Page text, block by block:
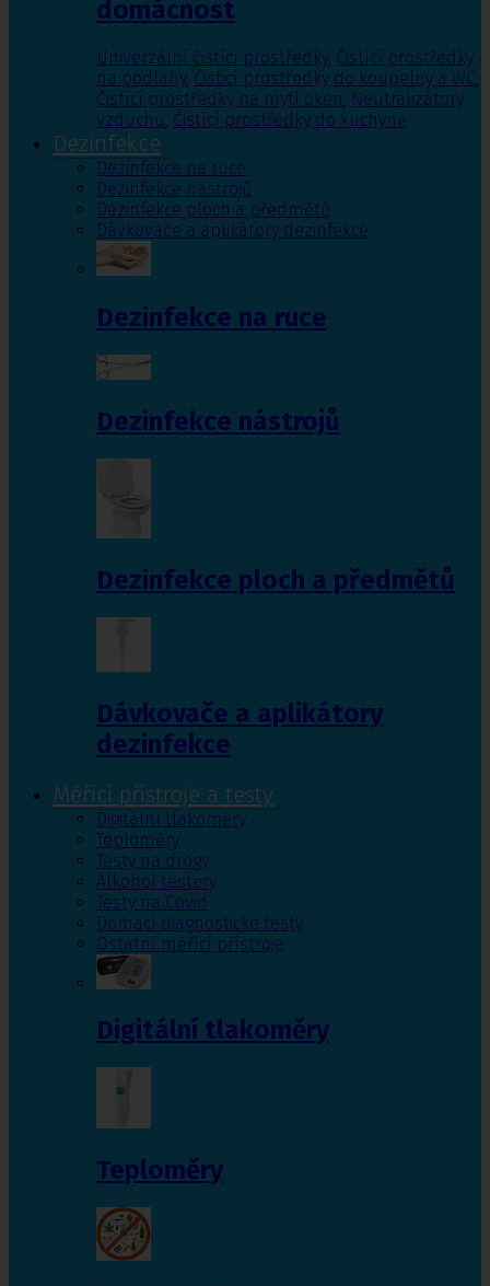
domácnost
Univerzální čistící prostředky, Čistící prostředky
na podlahy, Čisticí prostředky do koupelny a WC,
Čistící prostředky na mytí oken, Neutralizátory
vzduchu, Čistící prostředky do kuchyně
Dezinfekce
Dezinfekce na ruce
Dezinfekce nástrojů
Dezinfekce ploch a předmětů
Dávkovače a aplikátory dezinfekce
Dezinfekce na ruce
Dezinfekce nástrojů
Dezinfekce ploch a předmětů
Dávkovače a aplikátory
dezinfekce
Měřící přístroje a testy
Digitální tlakoměry
Teploměry
Testy na drogy
Alkohol testery
Testy na Covid
Domácí diagnostické testy
Ostatní měřící přístroje
Digitální tlakoměry
Teploměry